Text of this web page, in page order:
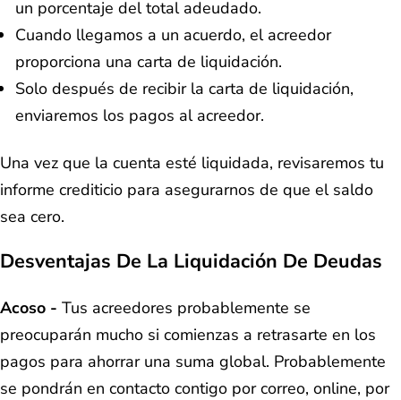
un porcentaje del total adeudado.
Cuando llegamos a un acuerdo, el acreedor
proporciona una carta de liquidación.
Solo después de recibir la carta de liquidación,
enviaremos los pagos al acreedor.
Una vez que la cuenta esté liquidada, revisaremos tu
informe crediticio para asegurarnos de que el saldo
sea cero.
Desventajas De La Liquidación De Deudas
Acoso - Tus acreedores probablemente se
preocuparán mucho si comienzas a retrasarte en los
pagos para ahorrar una suma global. Probablemente
se pondrán en contacto contigo por correo, online, por